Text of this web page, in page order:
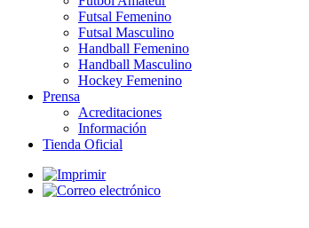
Futsal Femenino
Futsal Masculino
Handball Femenino
Handball Masculino
Hockey Femenino
Prensa
Acreditaciones
Información
Tienda Oficial